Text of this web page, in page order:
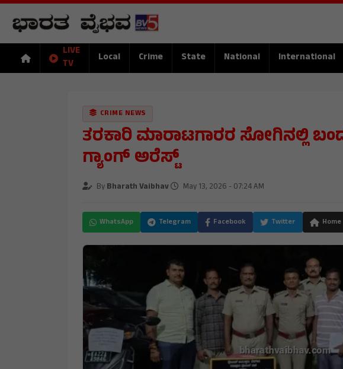
LIVE
TV
Local Crime State National International
CRIME NEWS
ತರಕಾರಿ ಮಾರಾಟಗಾರರ ಸೋಗಿನಲ್ಲಿ
ಗ್ಯಾಂಗ್ ಅರೆಸ್ಟ್
ByBharath Vaibhav May 13, 2026 - 07:24 AM
WhatsApp Telegram Facebook Twitter Home